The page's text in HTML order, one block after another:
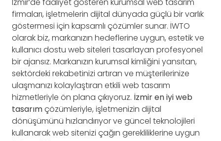
firmaları, işletmelerin dijital dünyada güçlü bir varlık
göstermesi için kapsamlı çözümler sunar. İWTO
olarak biz, markanızın hedeflerine uygun, estetik ve
kullanıcı dostu web siteleri tasarlayan profesyonel
bir ajansız. Markanızın kurumsal kimliğini yansıtan,
sektördeki rekabetinizi artıran ve müşterilerinize
ulaşmanızı kolaylaştıran etkili web tasarım
hizmetleriyle ön plana çıkıyoruz. İzmir en iyi web
tasarımçözümleriyle, işletmenizin dijital
dönüşümünü hızlandırıyor ve güncel teknolojileri
kullanarak web sitenizi çağın gerekliliklerine uygun